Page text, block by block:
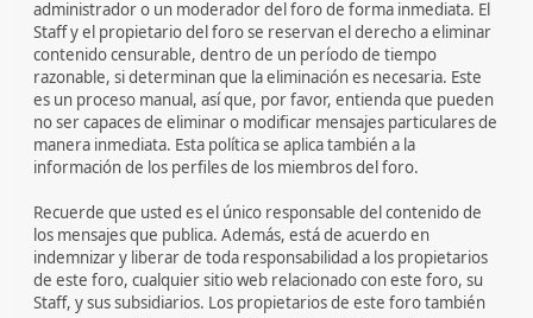
administrador o un moderador del foro de forma inmediata. El
Staff y el propietario del foro se reservan el derecho a eliminar
contenido censurable, dentro de un período de tiempo
razonable, si determinan que la eliminación es necesaria. Este
es un proceso manual, así que, por favor, entienda que pueden
no ser capaces de eliminar o modificar mensajes particulares de
manera inmediata. Esta política se aplica también a la
información de los perfiles de los miembros del foro.
Recuerde que usted es el único responsable del contenido de
los mensajes que publica. Además, está de acuerdo en
indemnizar y liberar de toda responsabilidad a los propietarios
de este foro, cualquier sitio web relacionado con este foro, su
Staff, y sus subsidiarios. Los propietarios de este foro también